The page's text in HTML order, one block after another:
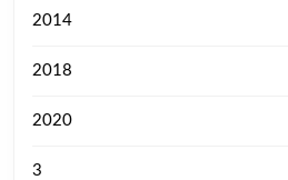
2014
2018
2020
3